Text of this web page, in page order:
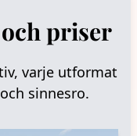
priser
varje utformat
sinnesro.